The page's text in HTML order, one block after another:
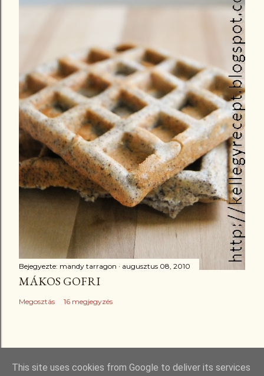
Bejegyezte: mandy tarragon augusztus 08, 2010
MÁKOS GOFRI
Megosztás 16 megjegyzés
This site uses cookies from Google to deliver its services